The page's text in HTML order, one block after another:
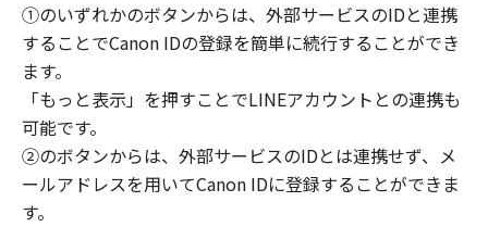
①のいずれかのボタンからは、外部サービスのIDと連携
することでCanon IDの登録を簡単に続行することができ
ます。
「もっと表示」を押すことでLINEアカウントとの連携も
可能です。
②のボタンからは、外部サービスのIDとは連携せず、メ
ールアドレスを用いてCanon IDに登録することができま
す。